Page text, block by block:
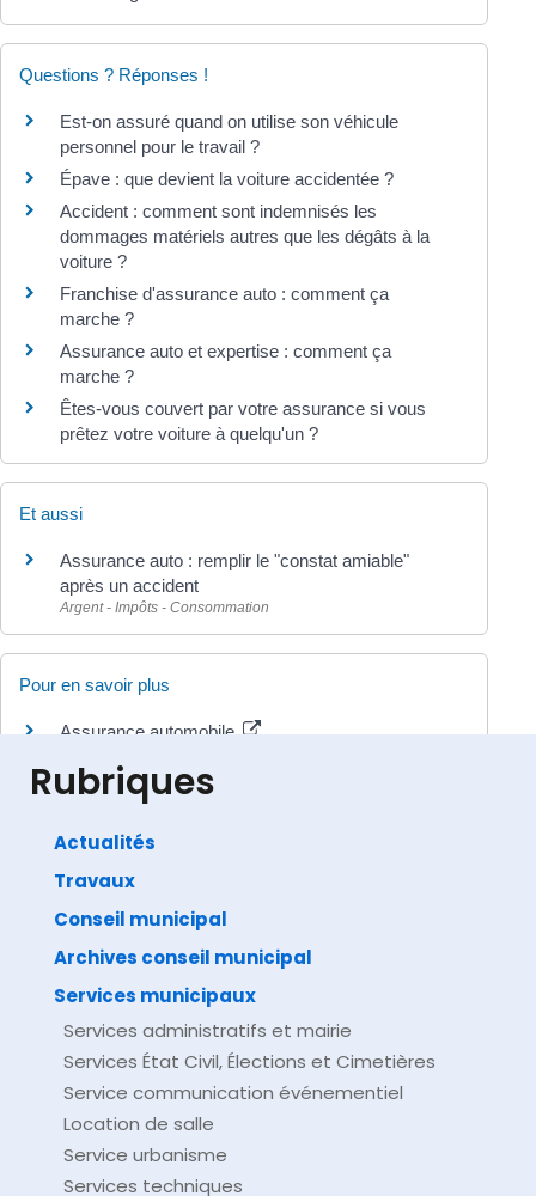
Questions ? Réponses !
Est-on assuré quand on utilise son véhicule
personnel pour le travail ?
Épave : que devient la voiture accidentée ?
Accident : comment sont indemnisés les
dommages matériels autres que les dégâts à la
voiture ?
Franchise d'assurance auto : comment ça
marche ?
Assurance auto et expertise : comment ça
marche ?
Êtes-vous couvert par votre assurance si vous
prêtez votre voiture à quelqu'un ?
Et aussi
Assurance auto : remplir le "constat amiable"
après un accident
Argent - Impôts - Consommation
Pour en savoir plus
Assurance automobile
Direction de l'information légale et administrative
Rubriques
Actualités
Travaux
Conseil municipal
Archives conseil municipal
Services municipaux
Services administratifs et mairie
Services État Civil, Élections et Cimetières
Service communication événementiel
Location de salle
Service urbanisme
Services techniques